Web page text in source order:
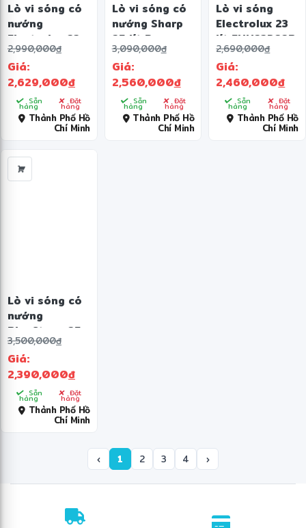
Lò vi sóng có
nướng
Electrolux 23
lít EMG23D22B
2,990,000đ
Giá:
2,629,000đ
Sẵn
hàng Đặt
hàng
Thành Phố Hồ
Chí Minh
Lò vi sóng có
nướng Sharp
25 lít R-
G251TV-BK
3,090,000đ
Giá:
2,560,000đ
Sẵn
hàng Đặt
hàng
Thành Phố Hồ
Chí Minh
Lò vi sóng
Electrolux 23
lít EMM23D22B
2,690,000đ
Giá:
2,460,000đ
Sẵn
hàng Đặt
hàng
Thành Phố Hồ
Chí Minh
Lò vi sóng có
nướng
BlueStone 25
lít MOB-7833
3,500,000đ
Giá:
2,390,000đ
Sẵn
hàng Đặt
hàng
Thành Phố Hồ
Chí Minh
‹ 1 2 3 4 ›